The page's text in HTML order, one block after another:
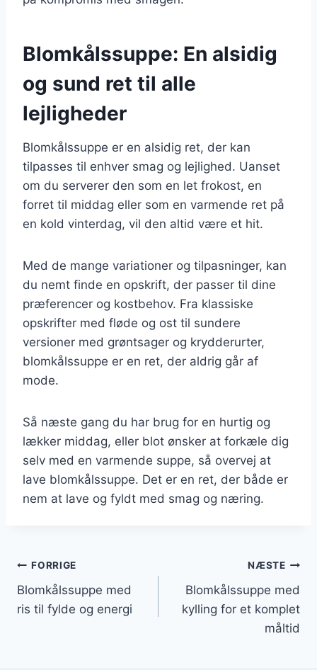
Blomkålssuppe: En alsidig
og sund ret til alle
lejligheder
Blomkålssuppe er en alsidig ret, der kan
tilpasses til enhver smag og lejlighed. Uanset
om du serverer den som en let frokost, en
forret til middag eller som en varmende ret på
en kold vinterdag, vil den altid være et hit.
Med de mange variationer og tilpasninger, kan
du nemt finde en opskrift, der passer til dine
præferencer og kostbehov. Fra klassiske
opskrifter med fløde og ost til sundere
versioner med grøntsager og krydderurter,
blomkålssuppe er en ret, der aldrig går af
mode.
Så næste gang du har brug for en hurtig og
lækker middag, eller blot ønsker at forkæle dig
selv med en varmende suppe, så overvej at
lave blomkålssuppe. Det er en ret, der både er
nem at lave og fyldt med smag og næring.
Indlægsnavigation
FORRIGE
Blomkålssuppe med
ris til fylde og energi
NÆSTE
Blomkålssuppe med
kylling for et komplet
måltid